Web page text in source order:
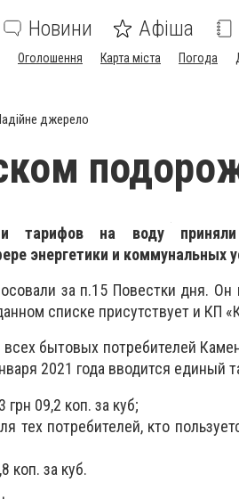
Новини Афіша
Оголошення Карта міста Погода
джерело
тарифов на воду
энергетики и коммунальных
за п.15 Повестки дня.
списке присутствует и КП
бытовых потребителей
2021 года вводится единый
09,2 коп. за куб;
тех потребителей, кто
коп. за куб.